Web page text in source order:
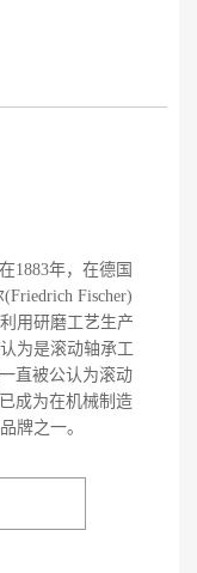
1883年，在德国
Fischer)
用研磨工艺生产
为是滚动轴承工
直被公认为滚动
成为在机械制造
牌之一。